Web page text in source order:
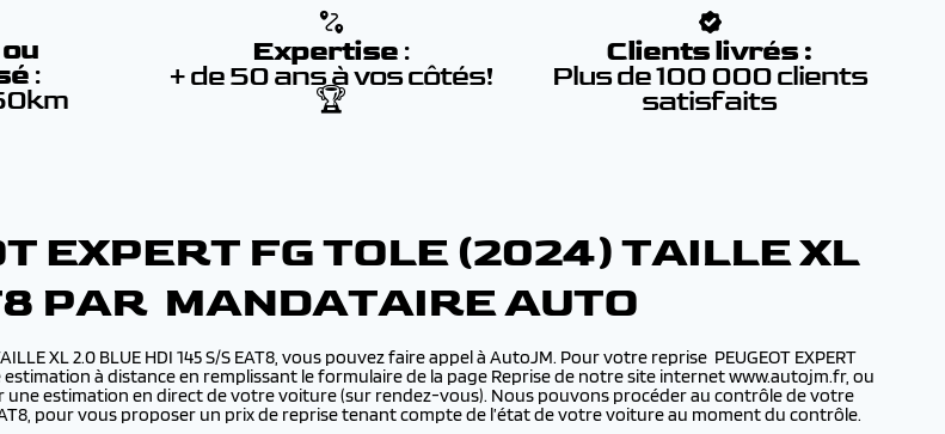
:
Expertise :
+ de 50 ans à vos côtés!
🏆
Clients livrés :
Plus de 100 000 clients
satisfaits
EXPERT FG TOLE (2024) TAILLE XL
PAR MANDATAIRE AUTO
XL 2.0 BLUE HDI 145 S/S EAT8, vous pouvez faire appel à AutoJM. Pour votre reprise PEUGEOT EXPERT
estimation à distance en remplissant le formulaire de la page Reprise de notre site internet www.autojm.fr, ou
une estimation en direct de votre voiture (sur rendez-vous). Nous pouvons procéder au contrôle de votre
EAT8, pour vous proposer un prix de reprise tenant compte de l’état de votre voiture au moment du contrôle.